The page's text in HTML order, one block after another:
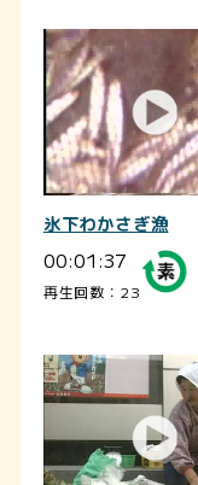
氷下わかさぎ漁
00:01:37
再生回数：23